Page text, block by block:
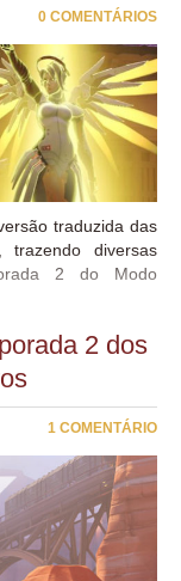
0 COMENTÁRIOS
traduzida das
diversas
2 do Modo
2 dos
1 COMENTÁRIO